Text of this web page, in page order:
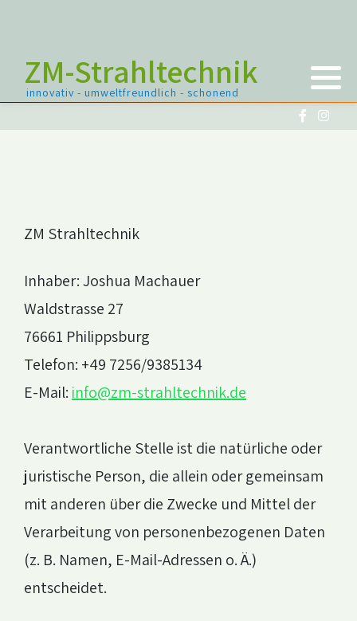
ZM-Strahltechnik
innovativ - umweltfreundlich - schonend
ZM Strahltechnik
Inhaber: Joshua Machauer
Waldstrasse 27
76661 Philippsburg
Telefon: +49 7256/9385134
E-Mail: info@zm-strahltechnik.de
Verantwortliche Stelle ist die natürliche oder
juristische Person, die allein oder gemeinsam
mit anderen über die Zwecke und Mittel der
Verarbeitung von personenbezogenen Daten
(z. B. Namen, E-Mail-Adressen o. Ä.)
entscheidet.
Industriereinigung
Gebäudesanierung und Bautenschutz